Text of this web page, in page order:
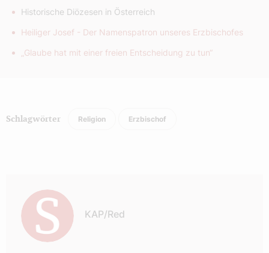
Historische Diözesen in Österreich
Heiliger Josef - Der Namenspatron unseres Erzbischofes
„Glaube hat mit einer freien Entscheidung zu tun“
Schlagwörter Religion Erzbischof
KAP/Red